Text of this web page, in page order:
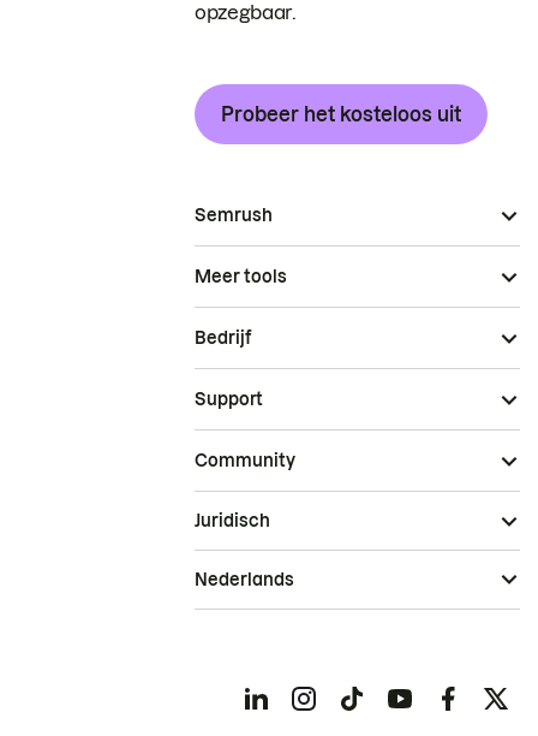
opzegbaar.
Probeer het kosteloos uit
Semrush
Meer tools
Bedrijf
Support
Community
Juridisch
Nederlands